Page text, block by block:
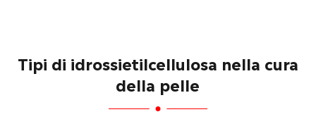
Tipi di idrossietilcellulosa nella cura
della pelle